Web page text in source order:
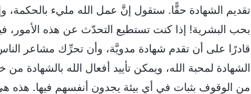
تقديم الشهادة حقًّا. ستقول إنَّ عمل الله مليء بالحكمة،
بحب البشرية! إذا كنت تستطيع التحدّث عن هذه الأمور،
قادرًا على أن تقدم شهادة مدويَّة، وأن تحرِّك مشاعر
الشهادة لمحبة الله، ويمكن تأييد أفعال الله
من الوقوف بثبات في أي بيئة يجدون أنفسهم فيها. هذه